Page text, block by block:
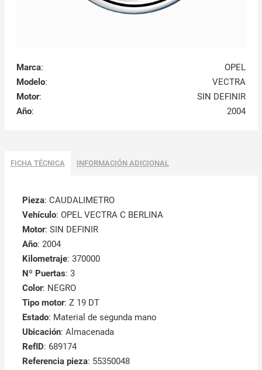
Marca:
OPEL
Modelo:
VECTRA
Motor:
SIN DEFINIR
Año: 2004
FICHA TÉCNICA INFORMACIÓN ADICIONAL
Pieza: CAUDALIMETRO
Vehículo: OPEL VECTRA C BERLINA
Motor: SIN DEFINIR
Año: 2004
Kilometraje: 370000
Nº Puertas: 3
Color: NEGRO
Tipo motor: Z 19 DT
Estado: Material de segunda mano
Ubicación: Almacenada
RefID: 689174
Referencia pieza: 55350048